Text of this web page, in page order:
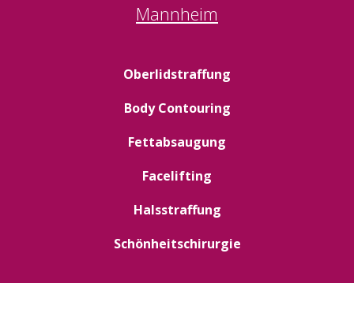
Mannheim
Oberlidstraffung
Body Contouring
Fettabsaugung
Facelifting
Halsstraffung
Schönheitschirurgie